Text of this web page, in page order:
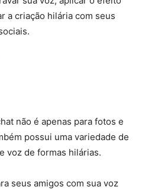
a criação hilária com seus
não é apenas para fotos e
possui uma variedade de
voz de formas hilárias.
seus amigos com sua voz